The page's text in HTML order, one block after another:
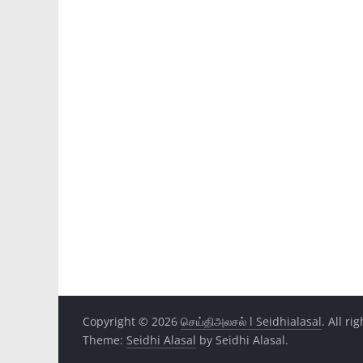
Copyright © 2026 செய்திஅலசல் l Seidhialasal. All
Theme: Seidhi Alasal by Seidhi Alasal.